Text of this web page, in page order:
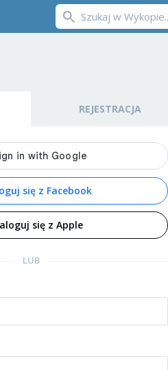
REJESTRACJA
się z Facebook
się z Apple
LUB